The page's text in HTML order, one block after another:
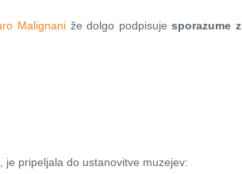
Malignaniže dolgo podpisujesporazume z
, je pripeljala do ustanovitve muzejev: